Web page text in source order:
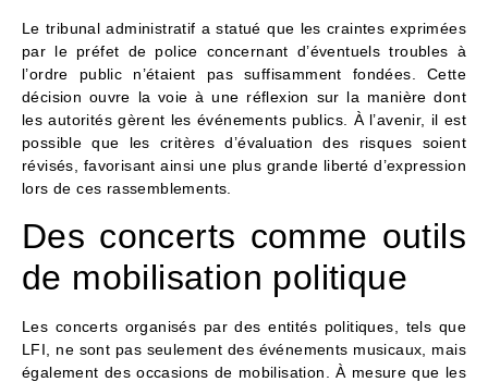
Le tribunal administratif a statué que les craintes exprimées
par le préfet de police concernant d’éventuels troubles à
l’ordre public n’étaient pas suffisamment fondées. Cette
décision ouvre la voie à une réflexion sur la manière dont
les autorités gèrent les événements publics. À l’avenir, il est
possible que les critères d’évaluation des risques soient
révisés, favorisant ainsi une plus grande liberté d’expression
lors de ces rassemblements.
Des concerts comme outils
de mobilisation politique
Les concerts organisés par des entités politiques, tels que
LFI, ne sont pas seulement des événements musicaux, mais
également des occasions de mobilisation. À mesure que les